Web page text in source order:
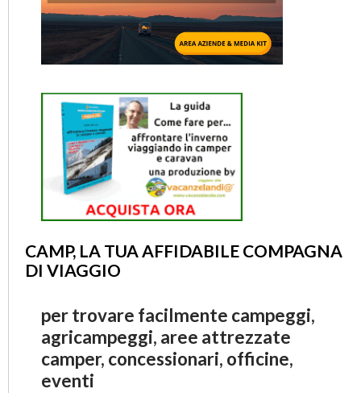
CAMP, LA TUA AFFIDABILE COMPAGNA
DI VIAGGIO
per trovare facilmente campeggi,
agricampeggi, aree attrezzate
camper, concessionari, officine,
eventi